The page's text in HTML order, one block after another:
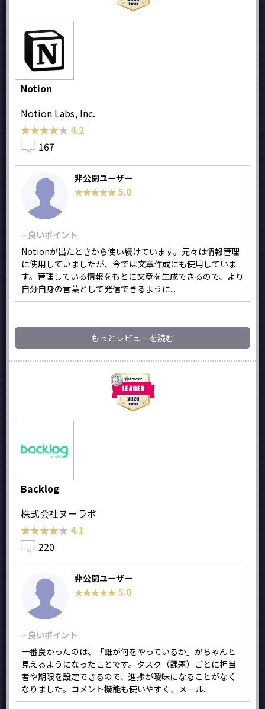
Notion
Notion Labs, Inc.
★★★★★
★★★★★ 4.2
167
非公開ユーザー
★★★★★
★★★★★ 5.0
− 良いポイント
Notionが出たときから使い続けています。元々は情報管理
に使用していましたが、今では文章作成にも使用していま
す。管理している情報をもとに文章を生成できるので、より
自分自身の言葉として発信できるように...
もっとレビューを読む
Backlog
株式会社ヌーラボ
★★★★★
★★★★★ 4.1
220
非公開ユーザー
★★★★★
★★★★★ 5.0
− 良いポイント
一番良かったのは、「誰が何をやっているか」がちゃんと
見えるようになったことです。タスク（課題）ごとに担当
者や期限を設定できるので、進捗が曖昧になることがなく
なりました。コメント機能も使いやすく、メール...